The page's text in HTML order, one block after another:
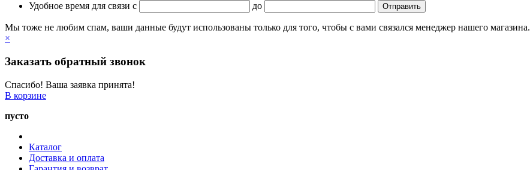
Удобное время для связи c до
Мы тоже не любим спам, ваши данные будут использованы только для того, чтобы с вами связался менеджер нашего магазина.
×
Заказать обратный звонок
Спасибо! Ваша заявка принята!
В корзине
пусто
Каталог
Доставка и оплата